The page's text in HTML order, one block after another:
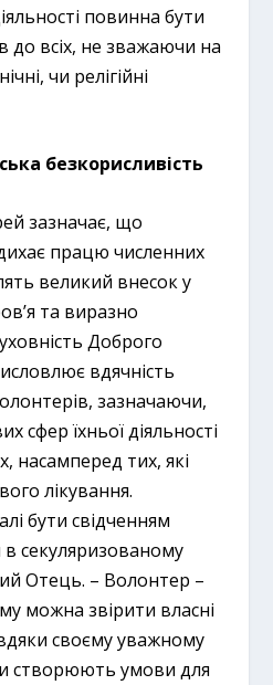
повинна бути
до всіх, не зважаючи на
чи релігійні
безкорисливість
зазначає, що
працю численних
великий внесок у
та виразно
Доброго
вдячність
зазначаючи,
сфер їхньої діяльності
насамперед тих, які
лікування.
бути свідченням
секуляризованому
Отець. – Волонтер –
можна звірити власні
своєму уважному
створюють умови для